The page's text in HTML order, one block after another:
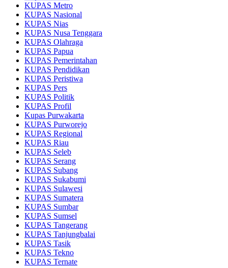
KUPAS Metro
KUPAS Nasional
KUPAS Nias
KUPAS Nusa Tenggara
KUPAS Olahraga
KUPAS Papua
KUPAS Pemerintahan
KUPAS Pendidikan
KUPAS Peristiwa
KUPAS Pers
KUPAS Politik
KUPAS Profil
Kupas Purwakarta
KUPAS Purworejo
KUPAS Regional
KUPAS Riau
KUPAS Seleb
KUPAS Serang
KUPAS Subang
KUPAS Sukabumi
KUPAS Sulawesi
KUPAS Sumatera
KUPAS Sumbar
KUPAS Sumsel
KUPAS Tangerang
KUPAS Tanjungbalai
KUPAS Tasik
KUPAS Tekno
KUPAS Ternate